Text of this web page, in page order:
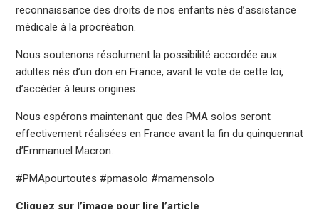
reconnaissance des droits de nos enfants nés d’assistance
médicale à la procréation.
Nous soutenons résolument la possibilité accordée aux
adultes nés d’un don en France, avant le vote de cette loi,
d’accéder à leurs origines.
Nous espérons maintenant que des PMA solos seront
effectivement réalisées en France avant la fin du quinquennat
d’Emmanuel Macron.
#PMApourtoutes #pmasolo #mamensolo
Cliquez sur l’image pour lire l’article